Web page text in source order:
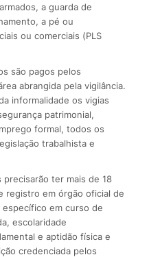
a guarda de
a pé ou
ou comerciais (PLS
são pagos pelos
abrangida pela vigilância.
informalidade os vigias
patrimonial,
formal, todos os
trabalhista e
ter mais de 18
registro em órgão oficial de
em curso de
escolaridade
e aptidão física e
credenciada pelos